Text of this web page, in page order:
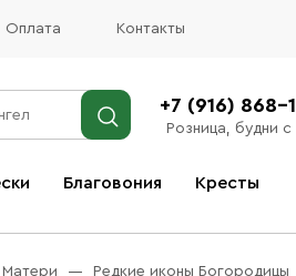
Оплата Контакты
+7 (916) 868-
Розница, будни с
Благовония Кресты
Редкие иконы Богородицы